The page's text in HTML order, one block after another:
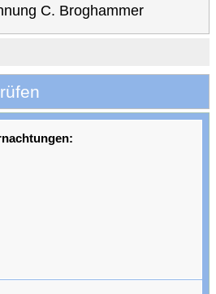
C. Broghammer